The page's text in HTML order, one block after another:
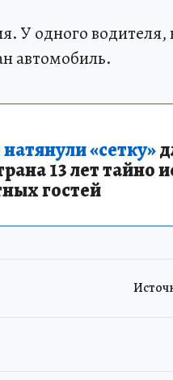
У одного водителя,
автомобиль.
«сетку»
13 лет тайно
гостей